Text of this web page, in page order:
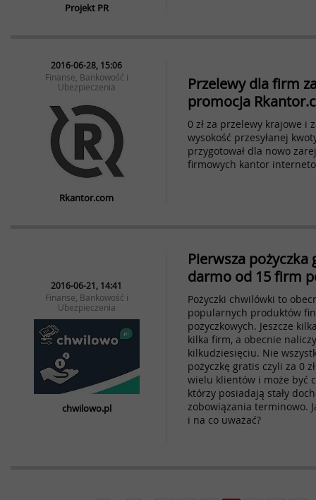
Projekt PR
2016-06-28, 15:06
Finanse, Bankowość i
Ubezpieczenia
Rkantor.com
Przelewy dla firm
promocja
0 zł za przelewy krajowe i
wysokość przesyłanej
przygotował dla nowo
firmowych kantor
2016-06-21, 14:41
Finanse, Bankowość i
Ubezpieczenia
chwilowo.pl
Pierwsza
darmo od 15 firm
Pożyczki chwilówki to
popularnych produktów
pożyczkowych. Jeszcze
kilka firm, a obecnie
kilkudziesięciu. Nie
pożyczkę gratis czyli za 0
wielu klientów i może być
którzy posiadają stały
zobowiązania terminowo.
i na co uważać?